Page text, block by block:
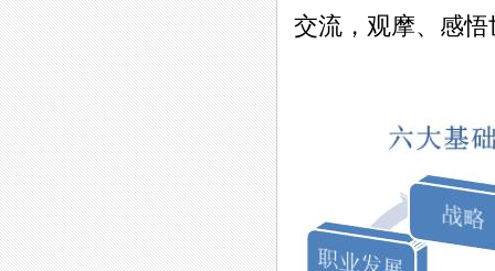
交流，观摩、感